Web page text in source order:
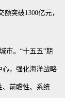
突破1300亿元，
市。“十五五”期
心，强化海洋战略
、前瞻性、系统